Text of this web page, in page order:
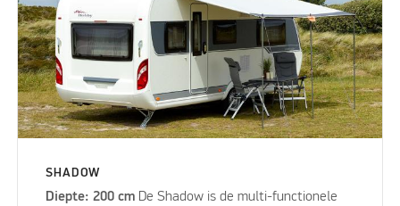
SHADOW
Diepte: 200 cm De Shadow is de multi-functionele